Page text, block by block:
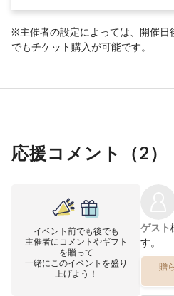
※主催者の設定によっては、開催日
でもチケット購入が可能です。
応援コメント（2）
イベント前でも後でも
主催者にコメントやギフト
を贈って
一緒にこのイベントを盛り
上げよう！
ゲスト
す。
贈